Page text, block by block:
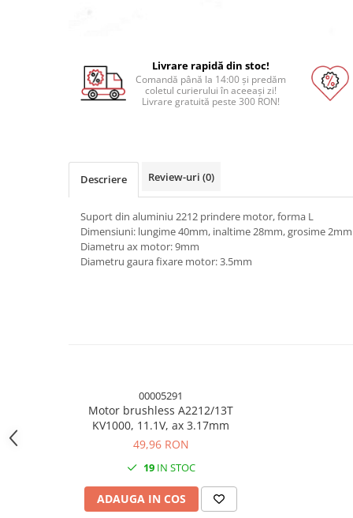
Incarcare, descarcare si afisare
Accesorii baterii si acumulatori
Module atasabile Arduino
Module Wireless
Senzori Arduino
pentru Arduino
Variatoare turatie motoare
Surse de alimentare
Invertoare DC-AC
Livrare rapidă din stoc!
Comandă până la 14:00 și predăm
coletul curierului în aceeași zi!
Livrare gratuită peste 300 RON!
Descriere Review-uri (0)
Suport din aluminiu 2212 prindere motor, forma L
Dimensiuni: lungime 40mm, inaltime 28mm, grosime 2mm
Diametru ax motor: 9mm
Diametru gaura fixare motor: 3.5mm
00005291
Motor brushless A2212/13T
KV1000, 11.1V, ax 3.17mm
49,96 RON
19IN STOC
ADAUGA IN COS